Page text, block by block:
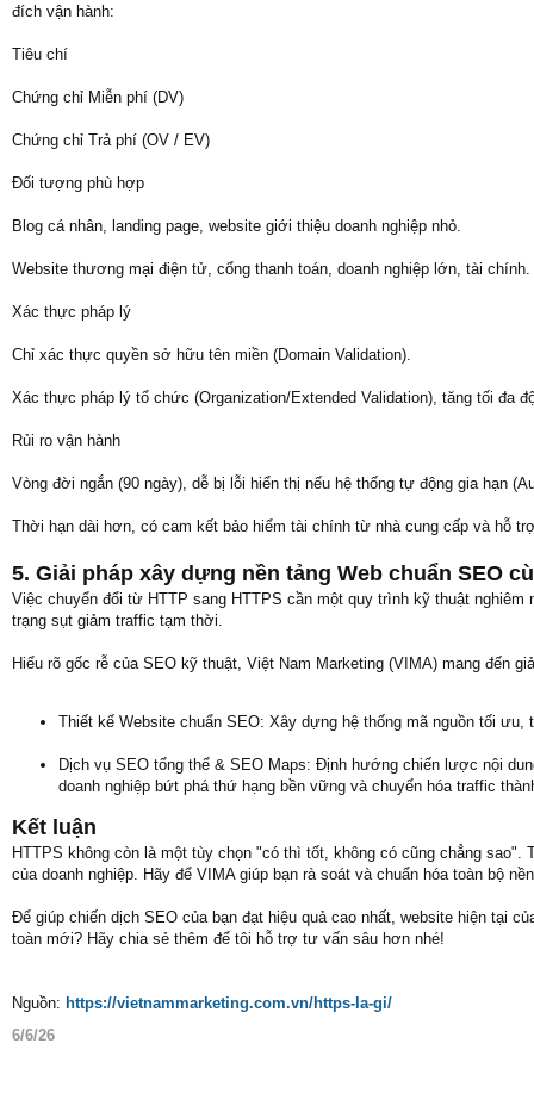
đích vận hành:
Tiêu chí
Chứng chỉ Miễn phí (DV)
Chứng chỉ Trả phí (OV / EV)
Đối tượng phù hợp
Blog cá nhân, landing page, website giới thiệu doanh nghiệp nhỏ.
Website thương mại điện tử, cổng thanh toán, doanh nghiệp lớn, tài chính.
Xác thực pháp lý
Chỉ xác thực quyền sở hữu tên miền (Domain Validation).
Xác thực pháp lý tổ chức (Organization/Extended Validation), tăng tối đa
Rủi ro vận hành
Vòng đời ngắn (90 ngày), dễ bị lỗi hiển thị nếu hệ thống tự động gia hạn
Thời hạn dài hơn, có cam kết bảo hiểm tài chính từ nhà cung cấp và hỗ
5. Giải pháp xây dựng nền tảng Web chuẩn SEO
Việc chuyển đổi từ HTTP sang HTTPS cần một quy trình kỹ thuật
trạng sụt giảm traffic tạm thời.
Hiểu rõ gốc rễ của SEO kỹ thuật, Việt Nam Marketing (VIMA) mang đến
Thiết kế Website chuẩn SEO: Xây dựng hệ thống mã nguồn tối
Dịch vụ SEO tổng thể & SEO Maps: Định hướng chiến lược nội
doanh nghiệp bứt phá thứ hạng bền vững và chuyển hóa traffic
Kết luận
HTTPS không còn là một tùy chọn "có thì tốt, không có cũng chẳng
của doanh nghiệp. Hãy để VIMA giúp bạn rà soát và chuẩn hóa toàn bộ
Để giúp chiến dịch SEO của bạn đạt hiệu quả cao nhất, website hiện tại
toàn mới? Hãy chia sẻ thêm để tôi hỗ trợ tư vấn sâu hơn nhé!
Nguồn: https://vietnammarketing.com.vn/https-la-gi/
6/6/26